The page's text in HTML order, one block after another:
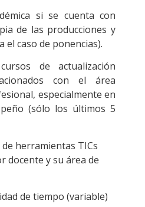
si se cuenta con
de las producciones y
el caso de ponencias).
de actualización
con el área
especialmente en
(sólo los últimos 5
herramientas TICs
docente y su área de
de tiempo (variable)